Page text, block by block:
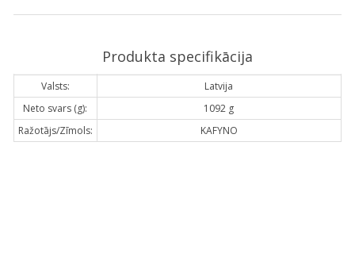
Produkta specifikācija
Valsts:
Latvija
Neto svars (g):
1092 g
Ražotājs/Zīmols:
KAFYNO